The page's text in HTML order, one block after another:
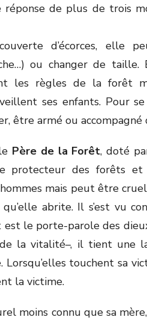
de plus de trois
d’écorces, elle
ou changer de
les règles de la forêt
ses enfants. Pour
être armé ou accompagné
Père de la Forêt, doté
protecteur des forêts
mais peut être
qu’elle abrite. Il s’est vu
le porte-parole des
la vitalité–, il tient une
Lorsqu’elles touchent sa
la victime.
moins connu que sa